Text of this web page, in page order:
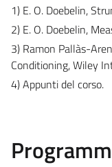
1) E. O. Doebelin,
2) E. O. Doebelin,
3) Ramon Pallàs-
Conditioning, Wiley
4) Appunti del corso.